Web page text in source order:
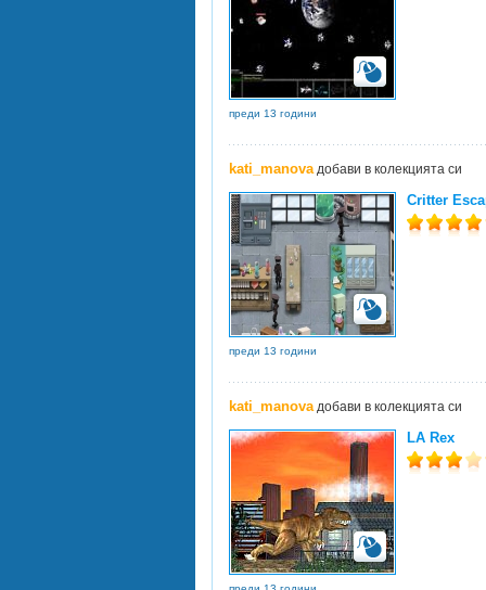
преди 13 години
kati_manovaдобави в колекцията си
Critter
преди 13 години
kati_manovaдобави в колекцията си
LA Rex